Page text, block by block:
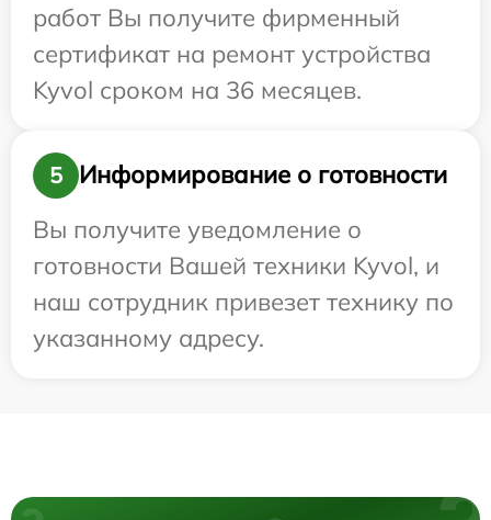
работ Вы получите фирменный
сертификат на ремонт устройства
Kyvol сроком на 36 месяцев.
5
Информирование о готовности
Вы получите уведомление о
готовности Вашей техники Kyvol, и
наш сотрудник привезет технику по
указанному адресу.